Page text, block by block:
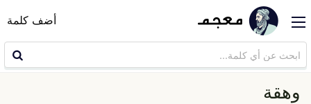
أضف كلمة
وهقة